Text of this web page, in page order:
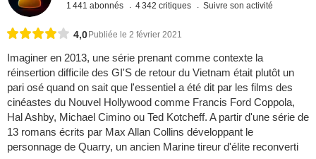
1 441 abonnés 4 342 critiques Suivre son activité
4,0Publiée le 2 février 2021
Imaginer en 2013, une série prenant comme contexte la
réinsertion difficile des GI'S de retour du Vietnam était plutôt un
pari osé quand on sait que l'essentiel a été dit par les films des
cinéastes du Nouvel Hollywood comme Francis Ford Coppola,
Hal Ashby, Michael Cimino ou Ted Kotcheff. A partir d'une série de
13 romans écrits par Max Allan Collins développant le
personnage de Quarry, un ancien Marine tireur d'élite reconverti